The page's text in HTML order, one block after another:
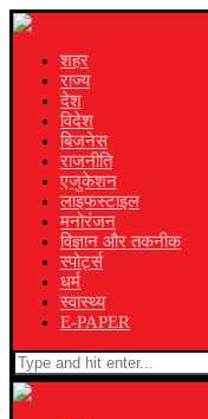
शहर
राज्य
देश
विदेश
बिजनेस
राजनीति
एजुकेशन
लाइफस्टाइल
मनोरंजन
विज्ञान और तकनीक
स्पोर्ट्स
धर्म
स्वास्थ्य
E-PAPER